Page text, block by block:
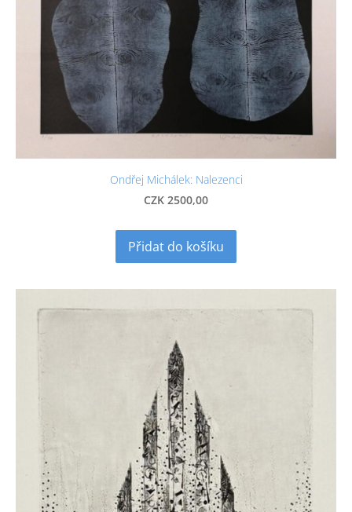
Ondřej Michálek: Nalezenci
CZK 2500,00
Přidat do košíku